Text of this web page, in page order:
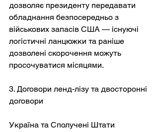
дозволяє президенту передавати
обладнання безпосередньо з
військових запасів США — існуючі
логістичні ланцюжки та раніше
дозволені скорочення можуть
просочуватися місяцями.
3. Договори ленд-лізу та двосторонні
договори
Україна та Сполучені Штати